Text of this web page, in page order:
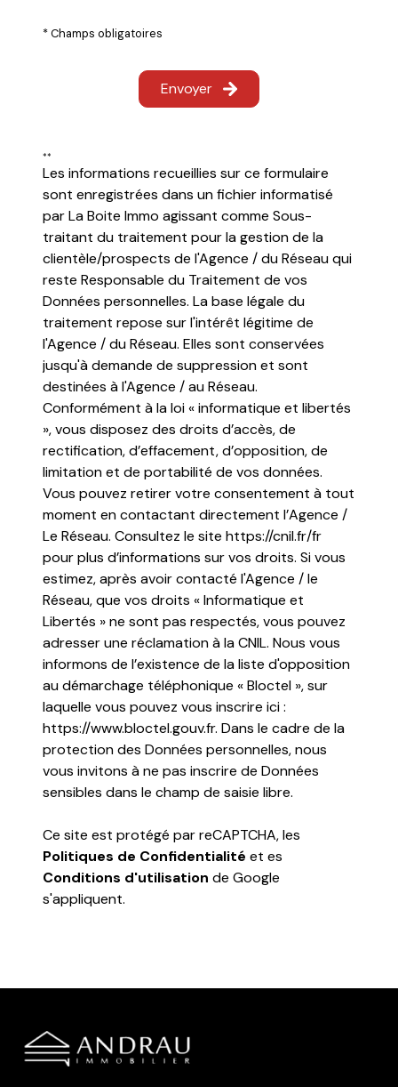
* Champs obligatoires
Envoyer
**
Les informations recueillies sur ce formulaire
sont enregistrées dans un fichier informatisé
par La Boite Immo agissant comme Sous-
traitant du traitement pour la gestion de la
clientèle/prospects de l'Agence / du Réseau qui
reste Responsable du Traitement de vos
Données personnelles. La base légale du
traitement repose sur l'intérêt légitime de
l'Agence / du Réseau. Elles sont conservées
jusqu'à demande de suppression et sont
destinées à l'Agence / au Réseau.
Conformément à la loi « informatique et libertés
», vous disposez des droits d’accès, de
rectification, d’effacement, d’opposition, de
limitation et de portabilité de vos données.
Vous pouvez retirer votre consentement à tout
moment en contactant directement l’Agence /
Le Réseau. Consultez le site https://cnil.fr/fr
pour plus d’informations sur vos droits. Si vous
estimez, après avoir contacté l'Agence / le
Réseau, que vos droits « Informatique et
Libertés » ne sont pas respectés, vous pouvez
adresser une réclamation à la CNIL. Nous vous
informons de l’existence de la liste d'opposition
au démarchage téléphonique « Bloctel », sur
laquelle vous pouvez vous inscrire ici :
https://www.bloctel.gouv.fr. Dans le cadre de la
protection des Données personnelles, nous
vous invitons à ne pas inscrire de Données
sensibles dans le champ de saisie libre.
Ce site est protégé par reCAPTCHA, les
Politiques de Confidentialité et es
Conditions d'utilisation de Google
s'appliquent.